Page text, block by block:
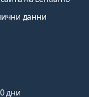
данни
дни